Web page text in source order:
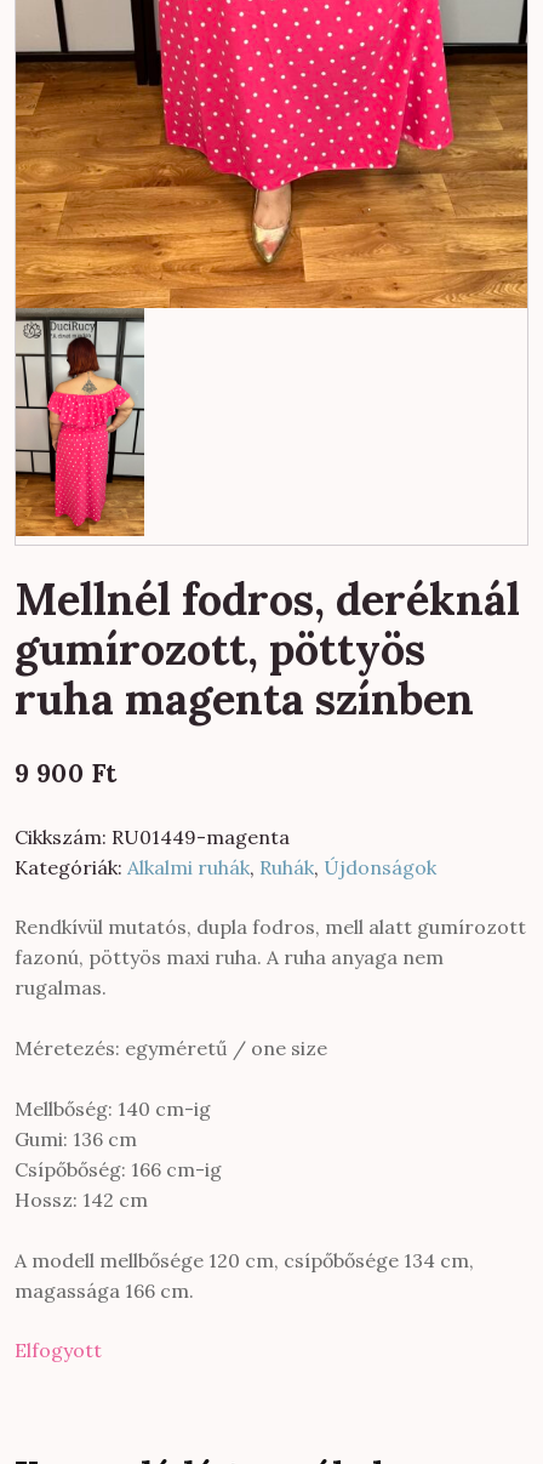
Mellnél fodros, deréknál
gumírozott, pöttyös
ruha magenta színben
9 900 Ft
Cikkszám: RU01449-magenta
Kategóriák: Alkalmi ruhák, Ruhák, Újdonságok
Rendkívül mutatós, dupla fodros, mell alatt gumírozott
fazonú, pöttyös maxi ruha. A ruha anyaga nem
rugalmas.
Méretezés: egyméretű / one size
Mellbőség: 140 cm-ig
Gumi: 136 cm
Csípőbőség: 166 cm-ig
Hossz: 142 cm
A modell mellbősége 120 cm, csípőbősége 134 cm,
magassága 166 cm.
Elfogyott